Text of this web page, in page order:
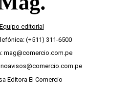
Equipo editorial
(+511) 311-6500
mag@comercio.com.pe
Editora El Comercio